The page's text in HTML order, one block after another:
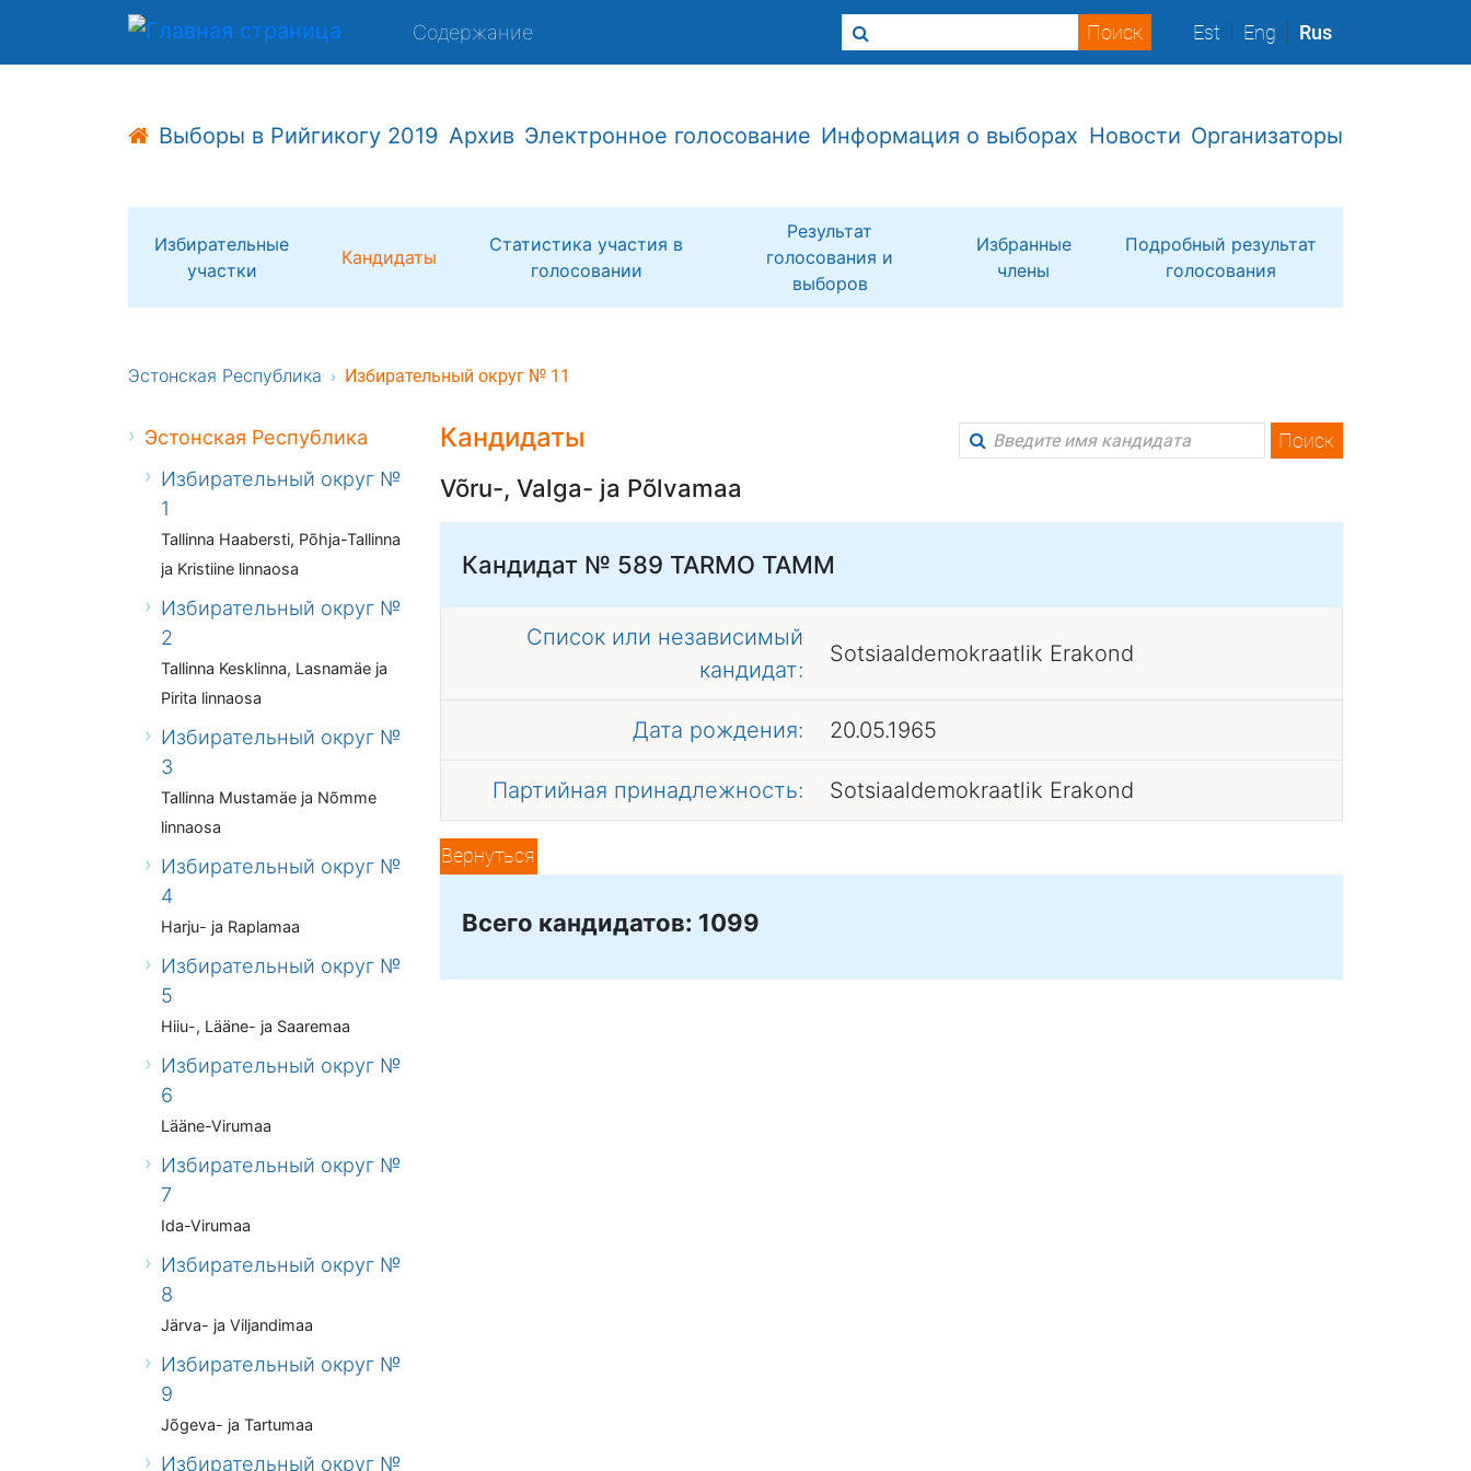
Содержание Est Eng Rus
Выборы в Рийгикогу 2019 Архив Электронное голосование Информация о выборах Новости Организаторы
Избирательные
участки
Кандидаты
Статистика участия в
голосовании
Результат
голосования и
выборов
Избранные
члены
Подробный результат
голосования
Эстонская Республика Избирательный округ № 11
Эстонская Республика
Избирательный округ №
1
Tallinna Haabersti, Põhja-Tallinna
ja Kristiine linnaosa
Избирательный округ №
2
Tallinna Kesklinna, Lasnamäe ja
Pirita linnaosa
Избирательный округ №
3
Tallinna Mustamäe ja Nõmme
linnaosa
Избирательный округ №
4
Harju- ja Raplamaa
Избирательный округ №
5
Hiiu-, Lääne- ja Saaremaa
Избирательный округ №
6
Lääne-Virumaa
Избирательный округ №
7
Ida-Virumaa
Избирательный округ №
8
Järva- ja Viljandimaa
Избирательный округ №
9
Jõgeva- ja Tartumaa
Избирательный округ №
Кандидаты Поиск
Võru-, Valga- ja Põlvamaa
Кандидат № 589 TARMO TAMM
Список или независимый
кандидат:
Sotsiaaldemokraatlik Erakond
Дата рождения: 20.05.1965
Партийная принадлежность: Sotsiaaldemokraatlik Erakond
Вернуться
Всего кандидатов: 1099